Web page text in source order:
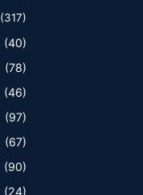
(317)
(40)
(78)
(46)
(97)
(67)
(90)
(24)